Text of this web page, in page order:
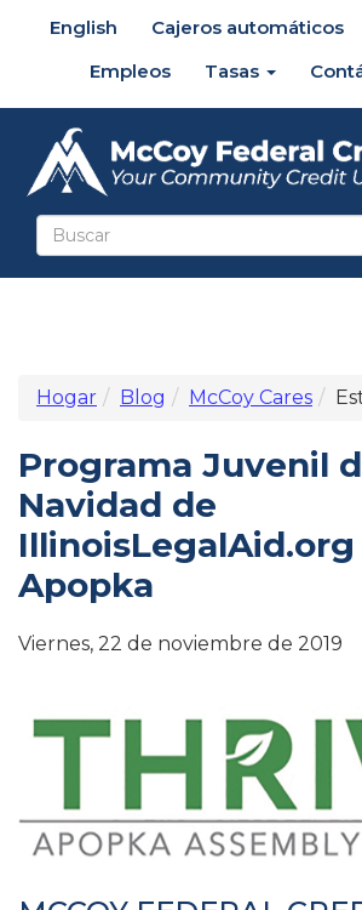
English Cajeros automáticos
Empleos
Tasas
Hogar Blog McCoy Cares
Programa Juvenil
Navidad de
Apopka
Viernes, 22 de noviembre de 2019